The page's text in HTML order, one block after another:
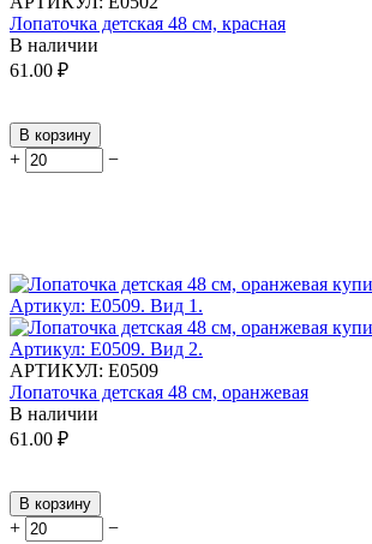
Лопаточка детская 48 см, красная
В наличии
61.00 ₽
В корзину
+ −
АРТИКУЛ: Е0509
Лопаточка детская 48 см, оранжевая
В наличии
61.00 ₽
В корзину
+ −